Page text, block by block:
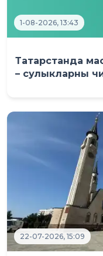
1-08-2026, 13:43
Татарстанда
– сулыкларны
22-07-2026, 15:09